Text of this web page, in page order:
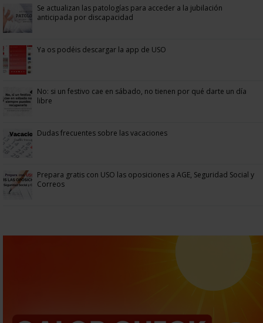
Se actualizan las patologías para acceder a la jubilación
anticipada por discapacidad
Ya os podéis descargar la app de USO
No: si un festivo cae en sábado, no tienen por qué darte un día
libre
Dudas frecuentes sobre las vacaciones
Prepara gratis con USO las oposiciones a AGE, Seguridad Social y
Correos